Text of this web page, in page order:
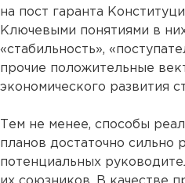
на пост гаранта
Ключевыми понятиями в
«стабильность»,
прочие положительные
экономического развития
Тем не менее, способы
планов достаточно сильно
потенциальных